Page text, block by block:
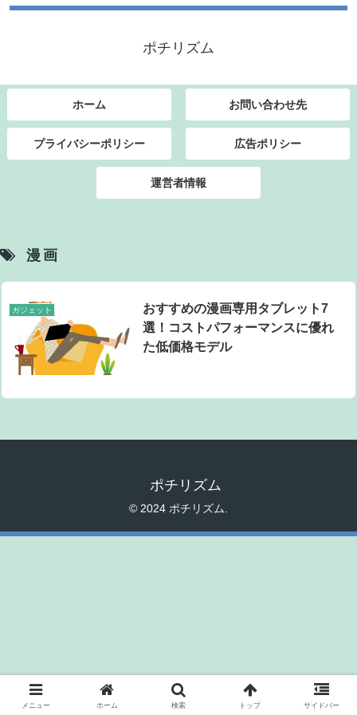
ポチリズム
ホーム お問い合わせ先
プライバシーポリシー 広告ポリシー
運営者情報
漫画
ガジェット
おすすめの漫画専用タブレット7
選！コストパフォーマンスに優れ
た低価格モデル
ポチリズム
© 2024 ポチリズム.
メニュー ホーム 検索 トップ サイドバー